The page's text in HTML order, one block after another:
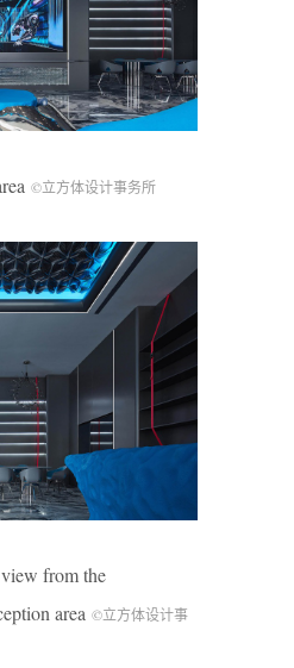
©立方体设计事务所
from the
area ©立方体设计事